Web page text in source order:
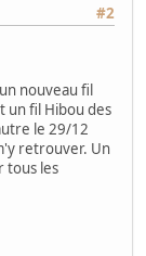
#2
nouveau fil
un fil Hibou des
le 29/12
retrouver. Un
tous les